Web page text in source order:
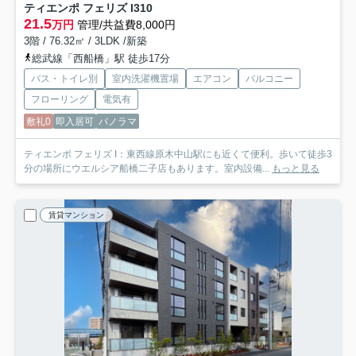
ティエンポ フェリズ I310
21.5万円 管理/共益費8,000円
3階 / 76.32㎡ / 3LDK /新築
総武線「西船橋」駅 徒歩17分
バス・トイレ別 室内洗濯機置場 エアコン
バルコニー
フローリング
電気有
敷礼0 即入居可 パノラマ
ティエンポ フェリズ I：東西線原木中山駅にも近くて便利。歩いて徒歩3
分の場所にウエルシア船橋二子店もあります。室内設備...
もっと見る
賃貸マンション